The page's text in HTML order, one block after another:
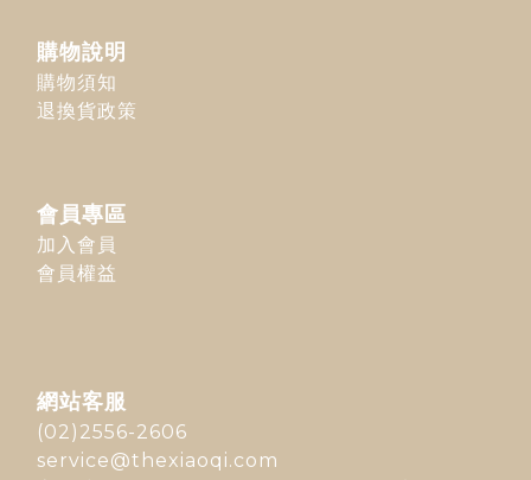
購物說明
購物須知
退換貨政策
會員專區
加入會員
會員權益
網站客服
(02)2556-2606
service@thexiaoqi.com